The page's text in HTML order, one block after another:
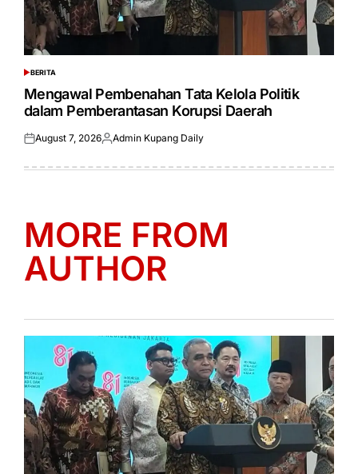
POSTED
IN
BERITA
Mengawal Pembenahan Tata Kelola Politik
dalam Pemberantasan Korupsi Daerah
Posted
August 7, 2026Posted
Admin Kupang Daily
MORE FROM
AUTHOR